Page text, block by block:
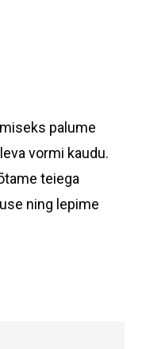
palume
vormi kaudu.
teiega
ning lepime